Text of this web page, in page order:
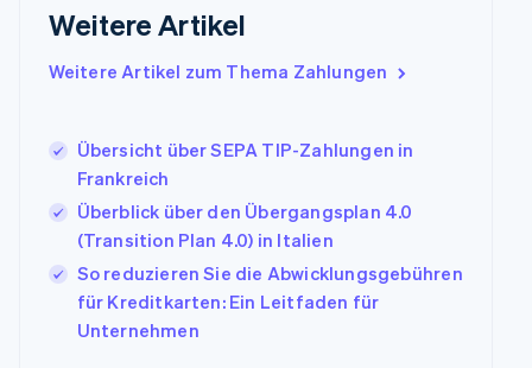
Weitere Artikel
Weitere Artikel zum Thema Zahlungen
Übersicht über SEPA TIP-Zahlungen in
Frankreich
Überblick über den Übergangsplan 4.0
(Transition Plan 4.0) in Italien
So reduzieren Sie die Abwicklungsgebühren
für Kreditkarten: Ein Leitfaden für
Unternehmen
English
English
Japan
日本語 English
Kanada
EnglishFrançais
Kroatien
EnglishItaliano
Lettland
English
Liechtenstein